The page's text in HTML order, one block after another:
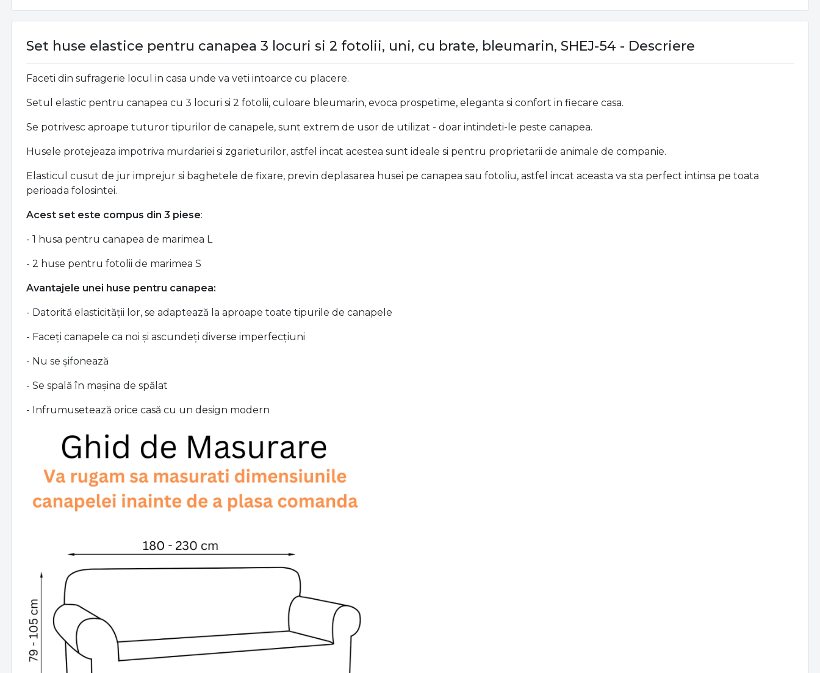
Set huse elastice pentru canapea 3 locuri si 2 fotolii, uni, cu brate, bleumarin, SHEJ-54 - Descriere
Faceti din sufragerie locul in casa unde va veti intoarce cu placere.
Setul elastic pentru canapea cu 3 locuri si 2 fotolii, culoare bleumarin, evoca prospetime, eleganta si confort in fiecare casa.
Se potrivesc aproape tuturor tipurilor de canapele, sunt extrem de usor de utilizat - doar intindeti-le peste canapea.
Husele protejeaza impotriva murdariei si zgarieturilor, astfel incat acestea sunt ideale si pentru proprietarii de animale de companie.
Elasticul cusut de jur imprejur si baghetele de fixare, previn deplasarea husei pe canapea sau fotoliu, astfel incat aceasta va sta perfect intinsa pe toata
perioada folosintei.
Acest set este compus din 3 piese:
- 1 husa pentru canapea de marimea L
- 2 huse pentru fotolii de marimea S
Avantajele unei huse pentru canapea:
- Datorită elasticității lor, se adaptează la aproape toate tipurile de canapele
- Faceți canapele ca noi și ascundeți diverse imperfecțiuni
- Nu se șifonează
- Se spală în mașina de spălat
- Infrumusetează orice casă cu un design modern